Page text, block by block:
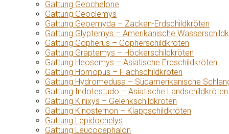
Gattung Geochelone
Gattung Geoclemys
Gattung Geoemyda – Zacken-Erdschildkröten
Gattung Glyptemys – Amerikanische
Gattung Gopherus – Gopherschildkröten
Gattung Graptemys – Höckerschildkröten
Gattung Heosemys – Asiatische Erdschildkröten
Gattung Homopus – Flachschildkröten
Gattung Hydromedusa – Südamerikanische
Gattung Indotestudo – Asiatische Landschildkröten
Gattung Kinixys – Gelenkschildkröten
Gattung Kinosternon – Klappschildkröten
Gattung Lepidochelys
Gattung Leucocephalon